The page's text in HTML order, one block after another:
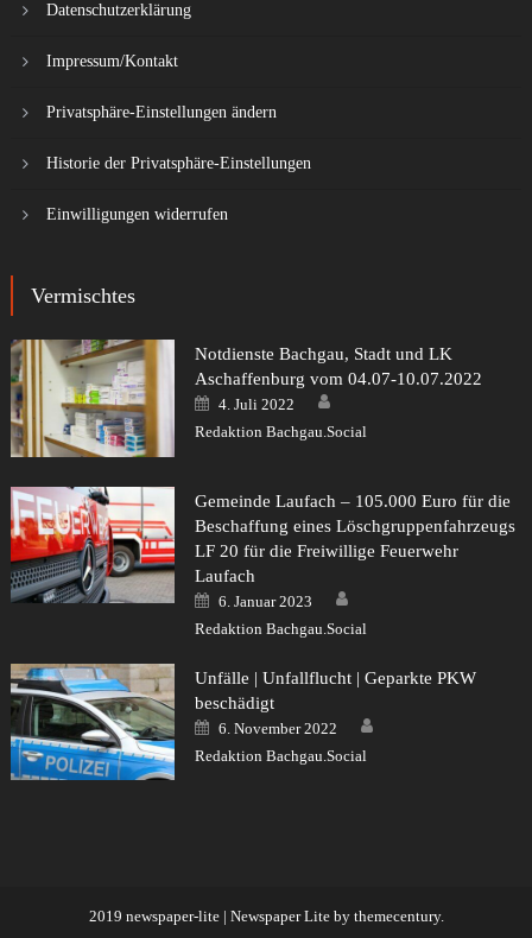
Datenschutzerklärung
Impressum/Kontakt
Privatsphäre-Einstellungen ändern
Historie der Privatsphäre-Einstellungen
Einwilligungen widerrufen
Vermischtes
Notdienste Bachgau, Stadt und LK
Aschaffenburg vom 04.07-10.07.2022
Posted
on
4. Juli 2022
Redaktion Bachgau.Social
Gemeinde Laufach – 105.000 Euro für die
Beschaffung eines Löschgruppenfahrzeugs
LF 20 für die Freiwillige Feuerwehr
Laufach
Posted
on
6. Januar 2023
Redaktion Bachgau.Social
Unfälle | Unfallflucht | Geparkte PKW
beschädigt
Posted
on
6. November 2022
Redaktion Bachgau.Social
2019 newspaper-lite | Newspaper Lite by themecentury.